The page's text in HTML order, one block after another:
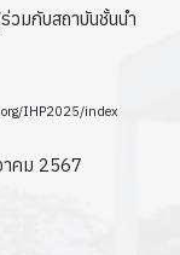
วมกับสถาบันชั้นนำ
IHP2025/index
าคม 2567